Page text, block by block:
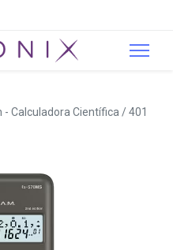
- Calculadora Científica / 401